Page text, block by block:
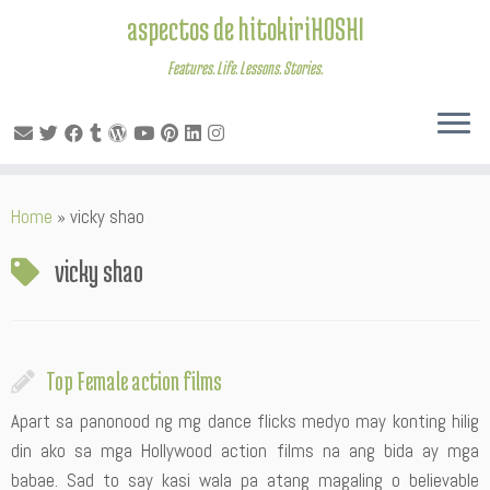
to
aspectos de hitokiriHOSHI
Features. Life. Lessons. Stories.
Home » vicky shao
vicky shao
Top Female action films
Apart sa panonood ng mg dance flicks medyo may konting hilig
din ako sa mga Hollywood action films na ang bida ay mga
babae. Sad to say kasi wala pa atang magaling o believable